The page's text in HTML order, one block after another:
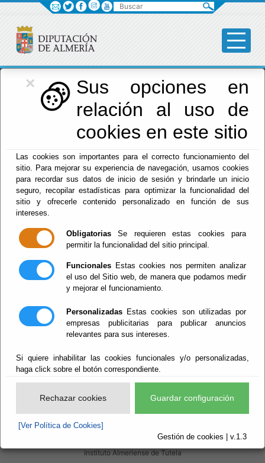
×
Sus opciones en
relación al uso de
cookies en este sitio
Las cookies son importantes para el correcto funcionamiento del
sitio. Para mejorar su experiencia de navegación, usamos cookies
para recordar sus datos de inicio de sesión y brindarle un inicio
seguro, recopilar estadísticas para optimizar la funcionalidad del
sitio y ofrecerle contenido personalizado en función de sus
intereses.
Obligatorias Se requieren estas cookies para
permitir la funcionalidad del sitio principal.
Funcionales Estas cookies nos permiten analizar
el uso del Sitio web, de manera que podamos medir
y mejorar el funcionamiento.
Personalizadas Estas cookies son utilizadas por
empresas publicitarias para publicar anuncios
relevantes para sus intereses.
Si quiere inhabilitar las cookies funcionales y/o personalizadas,
haga click sobre el botón correspondiente.
Rechazar cookies Guardar configuración
[Ver Política de Cookies]
Gestión de cookies | v.1.3
Diputación
Menú Diputación
El documento con referenciaenlaces-de-interesno existe.
Intranet Provincial
Intranet Adheridos
Servicios EE.LL.
Red Provincial
Enlaces de interés
Punto de Informacion del Catastro
Agencia Tributaria
Ministerio de Administraciones Públicas
Manual del Concejal
Consorcios
Bomberos Poniente
Bomberos Levante
Almanzora Levante R.T.R.S.U.
Gestión de Residuos Sector-II
Organismos autónomos
Instituto Almeriense de Tutela
Buscar